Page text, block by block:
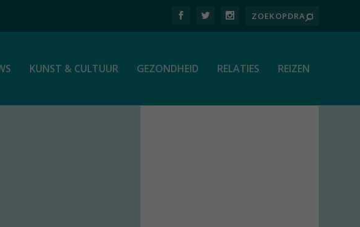
KUNST & CULTUUR GEZONDHEID RELATIES REIZEN